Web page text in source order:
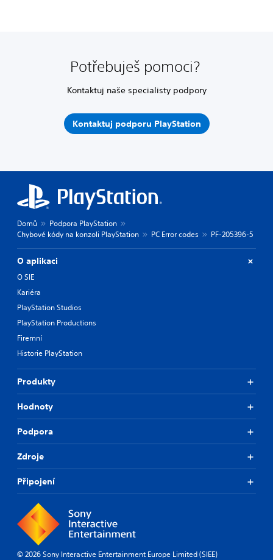
Potřebuješ pomoci?
Kontaktuj naše specialisty podpory
Kontaktuj podporu PlayStation
Domů
Podpora PlayStation
Chybové kódy na konzoli PlayStation
PC Error codes PF-205396-5
O aplikaci
O SIE
Kariéra
PlayStation Studios
PlayStation Productions
Firemní
Historie PlayStation
Produkty
Hodnoty
Podpora
Zdroje
Připojení
© 2026 Sony Interactive Entertainment Europe Limited (SIEE)